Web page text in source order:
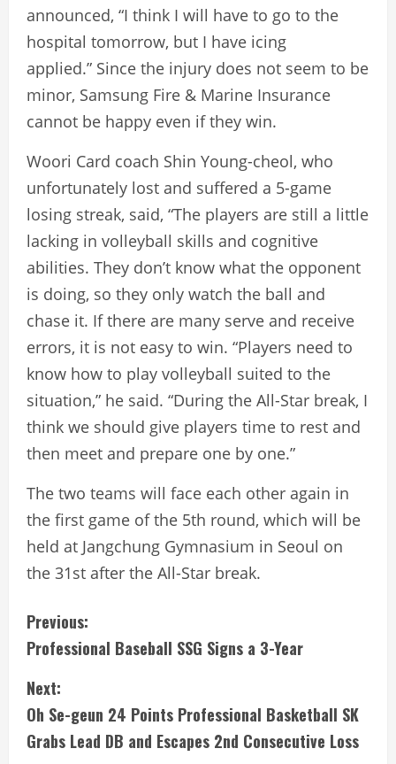
announced, “I think I will have to go to the
hospital tomorrow, but I have icing
applied.” Since the injury does not seem to be
minor, Samsung Fire & Marine Insurance
cannot be happy even if they win.
Woori Card coach Shin Young-cheol, who
unfortunately lost and suffered a 5-game
losing streak, said, “The players are still a little
lacking in volleyball skills and cognitive
abilities. They don’t know what the opponent
is doing, so they only watch the ball and
chase it. If there are many serve and receive
errors, it is not easy to win. “Players need to
know how to play volleyball suited to the
situation,” he said. “During the All-Star break, I
think we should give players time to rest and
then meet and prepare one by one.”
The two teams will face each other again in
the first game of the 5th round, which will be
held at Jangchung Gymnasium in Seoul on
the 31st after the All-Star break.
C
o
n
t
Previous:
Professional Baseball SSG Signs a 3-Year
Next:
Oh Se-geun 24 Points Professional Basketball SK
Grabs Lead DB and Escapes 2nd Consecutive Loss